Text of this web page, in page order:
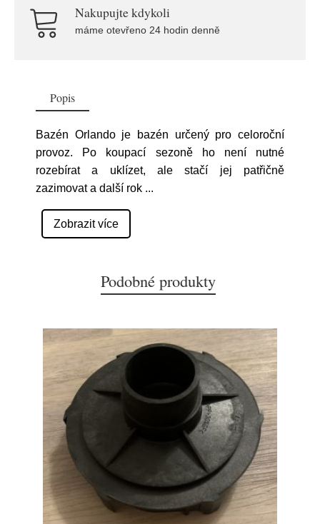
Nakupujte kdykoli
máme otevřeno 24 hodin denně
Popis
Bazén Orlando je bazén určený pro celoroční
provoz. Po koupací sezoně ho není nutné
rozebírat a uklízet, ale stačí jej patřičně
zazimovat a další rok ...
Zobrazit více
Podobné produkty